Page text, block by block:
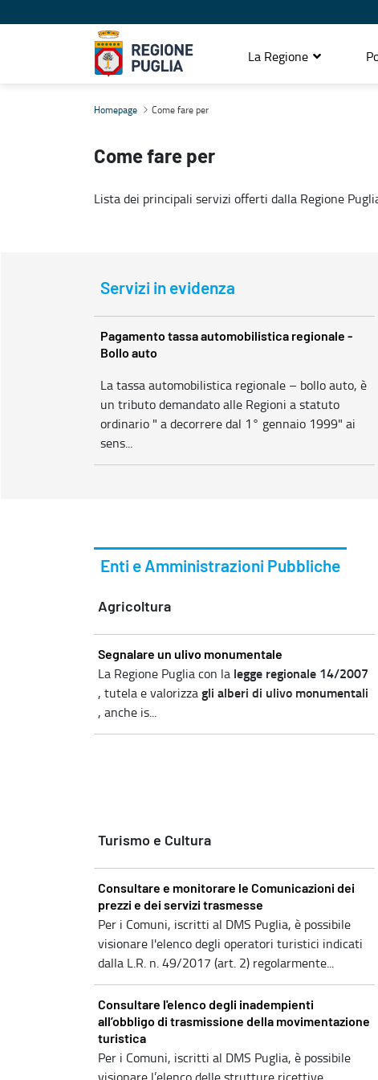
La Regione
Homepage Come fare per
Come fare per
Lista dei principali servizi offerti dalla Regione
Servizi in evidenza
Pagamento tassa automobilistica regionale -
Bollo auto
La tassa automobilistica regionale – bollo auto, è
un tributo demandato alle Regioni a statuto
ordinario " a decorrere dal 1° gennaio 1999" ai
sens...
Enti e Amministrazioni Pubbliche
Agricoltura
Segnalare un ulivo monumentale
La Regione Puglia con la legge regionale 14/2007
, tutela e valorizzagli alberi di ulivo monumentali
, anche is...
Turismo e Cultura
Consultare e monitorare le Comunicazioni dei
prezzi e dei servizi trasmesse
Per i Comuni, iscritti al DMS Puglia, è possibile
visionare l'elenco degli operatori turistici indicati
dalla L.R. n. 49/2017 (art. 2) regolarmente...
Consultare l'elenco degli inadempienti
all’obbligo di trasmissione della movimentazione
turistica
Per i Comuni, iscritti al DMS Puglia, è possibile